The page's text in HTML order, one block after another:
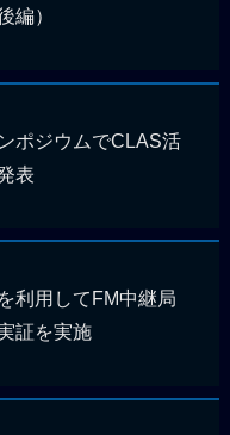
編）
ポジウムでCLAS活
表
利用してFM中継局
証を実施